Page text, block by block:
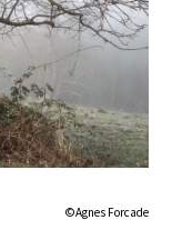
©Agnes Forcade